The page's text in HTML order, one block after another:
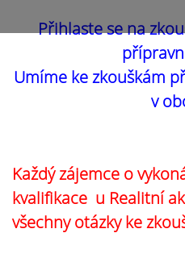
Přihlaste se na
Umíme ke zkouškám
v
Každý zájemce o
kvalifikace u Realitní
všechny otázky ke